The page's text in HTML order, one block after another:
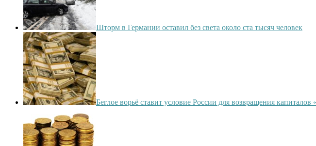
Шторм в Германии оставил без света около ста тысяч человек
Беглое ворьё ставит условие России для возвращения капиталов